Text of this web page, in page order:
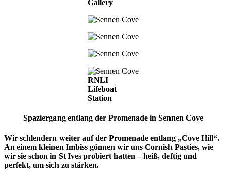
Gallery
RNLI
Lifeboat
Station
Spaziergang entlang der Promenade in Sennen Cove
Wir schlendern weiter auf der Promenade entlang „Cove Hill“.
An einem kleinen Imbiss gönnen wir uns Cornish Pasties, wie
wir sie schon in St Ives probiert hatten – heiß, deftig und
perfekt, um sich zu stärken.